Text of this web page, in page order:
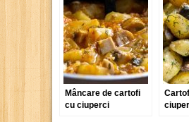
Mâncare de cartofi
cu ciuperci